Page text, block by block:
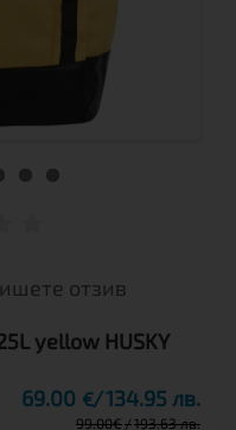
отзив
yellow HUSKY
69.00 € 134.95 лв.
99.00€ 193.63 лв.